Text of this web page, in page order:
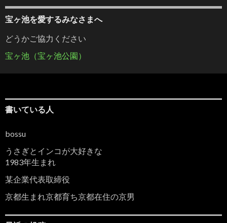
宝ヶ池を愛するみなさまへ
どうかご協力ください
宝ヶ池（宝ヶ池公園）
書いている人
bossu
うさぎとインコが大好きな
1983年生まれ
某企業代表取締役
京都生まれ京都育ち京都在住の京男